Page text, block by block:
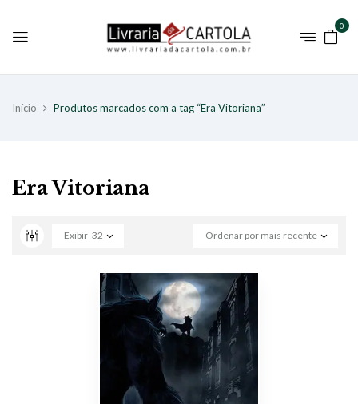
0
Início Produtos marcados com a tag “Era Vitoriana”
Era Vitoriana
Ordenar por mais recente
Exibir 32